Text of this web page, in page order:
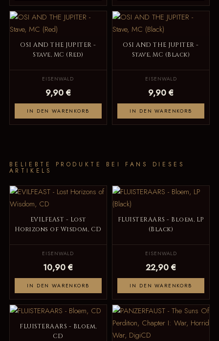
OSI AND THE JUPITER -
Stave, MC (Red)
EISENWALD
9,90 €
IN DEN WARENKORB
OSI AND THE JUPITER -
Stave, MC (Black)
EISENWALD
9,90 €
IN DEN WARENKORB
BELIEBTE PRODUKTE BEI FANS DIESES
ARTIKELS
EVILFEAST - Lost
Horizons of Wisdom, CD
EISENWALD
10,90 €
IN DEN WARENKORB
FLUISTERAARS - Bloem, LP
(Black)
EISENWALD
22,90 €
IN DEN WARENKORB
FLUISTERAARS - Bloem,
CD